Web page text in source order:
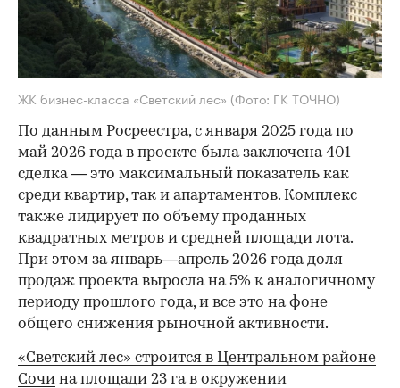
ЖК бизнес-класса «Светский лес» (Фото: ГК ТОЧНО)
По данным Росреестра, с января 2025 года по
май 2026 года в проекте была заключена 401
сделка — это максимальный показатель как
среди квартир, так и апартаментов. Комплекс
также лидирует по объему проданных
квадратных метров и средней площади лота.
При этом за январь—апрель 2026 года доля
продаж проекта выросла на 5% к аналогичному
периоду прошлого года, и все это на фоне
общего снижения рыночной активности.
«Светский лес» строится в Центральном районе
Сочи на площади 23 га в окружении